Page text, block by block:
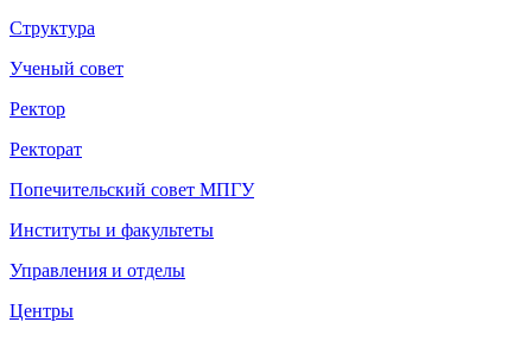
Структура
Ученый совет
Ректор
Ректорат
Попечительский совет МПГУ
Институты и факультеты
Управления и отделы
Центры